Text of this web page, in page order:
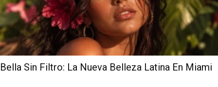
Bella Sin Filtro: La Nueva Belleza Latina En Miami